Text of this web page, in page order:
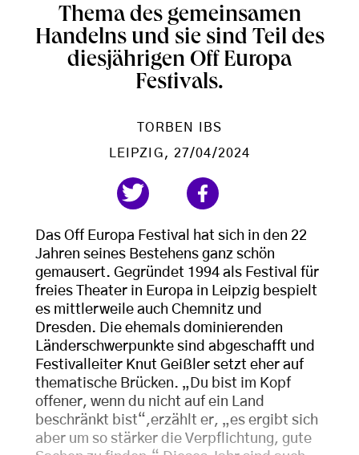
Thema des gemeinsamen
Handelns und sie sind Teil des
diesjährigen Off Europa
Festivals.
TORBEN IBS
LEIPZIG , 27/04/2024
Das Off Europa Festival hat sich in den 22
Jahren seines Bestehens ganz schön
gemausert. Gegründet 1994 als Festival für
freies Theater in Europa in Leipzig bespielt
es mittlerweile auch Chemnitz und
Dresden. Die ehemals dominierenden
Länderschwerpunkte sind abgeschafft und
Festivalleiter Knut Geißler setzt eher auf
thematische Brücken. „Du bist im Kopf
offener, wenn du nicht auf ein Land
beschränkt bist“,erzählt er, „es ergibt sich
aber um so stärker die Verpflichtung, gute